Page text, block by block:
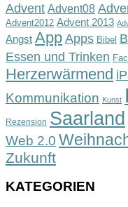
Advent Advent08
Advent2012 Advent 2013
Angst App Apps Bibel
Essen und Trinken
Herzerwärmend
Kommunikation Kunst
Rezension Saarland
Web 2.0
Zukunft
KATEGORIEN